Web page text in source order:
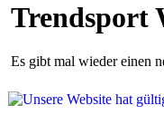
Trendsport
Es gibt mal wieder einen